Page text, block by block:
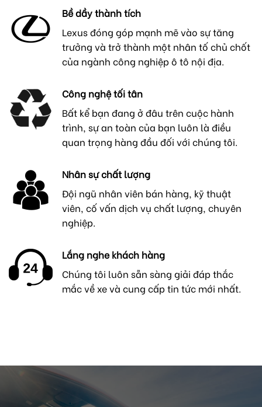
Bề dầy thành tích
Lexus đóng góp mạnh mẽ vào sự tăng
trưởng và trở thành một nhân tố chủ chốt
của ngành công nghiệp ô tô nội địa.
Công nghệ tối tân
Bất kể bạn đang ở đâu trên cuộc hành
trình, sự an toàn của bạn luôn là điều
quan trọng hàng đầu đối với chúng tôi.
Nhân sự chất lượng
Đội ngũ nhân viên bán hàng, kỹ thuật
viên, cố vấn dịch vụ chất lượng, chuyên
nghiệp.
Lắng nghe khách hàng
Chúng tôi luôn sẵn sàng giải đáp thắc
mắc về xe và cung cấp tin tức mới nhất.